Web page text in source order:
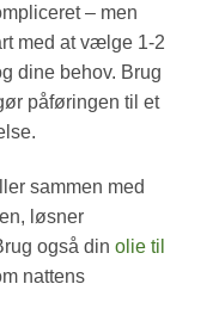
– men
med at vælge 1-2
dine behov. Brug
påføringen til et
sammen med
løsner
også din olie til
nattens